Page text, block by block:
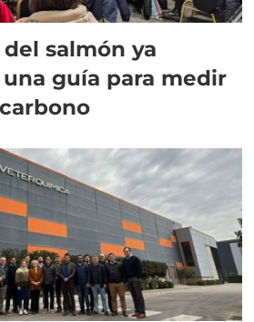
salmón ya
guía para medir